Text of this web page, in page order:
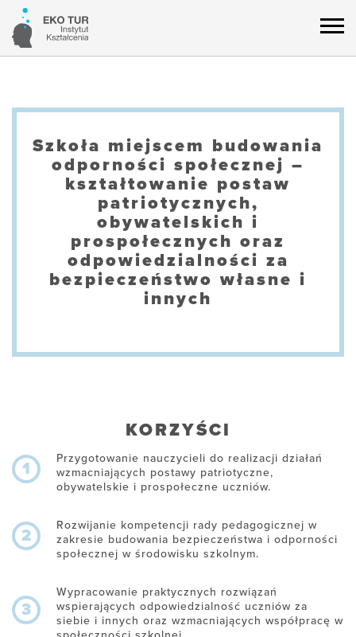
Szkoła miejscem budowania
odporności społecznej –
kształtowanie postaw
patriotycznych,
obywatelskich i
prospołecznych oraz
odpowiedzialności za
bezpieczeństwo własne i
innych
KORZYŚCI
1
Przygotowanie nauczycieli do realizacji działań
wzmacniających postawy patriotyczne,
obywatelskie i prospołeczne uczniów.
2
Rozwijanie kompetencji rady pedagogicznej w
zakresie budowania bezpieczeństwa i odporności
społecznej w środowisku szkolnym.
3
Wypracowanie praktycznych rozwiązań
wspierających odpowiedzialność uczniów za
siebie i innych oraz wzmacniających współpracę w